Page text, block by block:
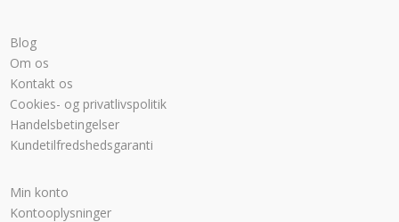
Blog
Om os
Kontakt os
Cookies- og privatlivspolitik
Handelsbetingelser
Kundetilfredshedsgaranti
Min konto
Kontooplysninger